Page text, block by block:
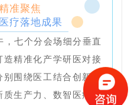
准聚焦
疗落地成果
七个分会场细分垂直
精准化产学研医对接
围绕医工结合创新研
生产力、数智医疗赋